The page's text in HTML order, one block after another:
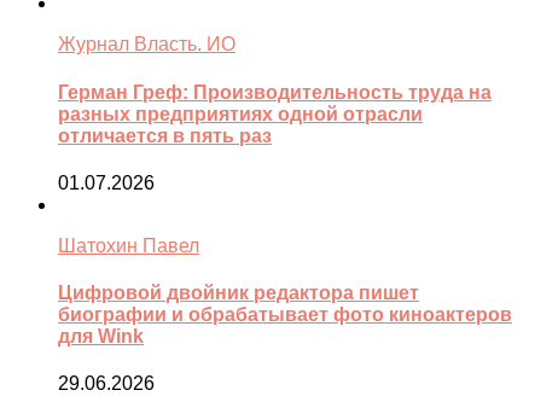
Журнал Власть. ИО
Герман Греф: Производительность труда на
разных предприятиях одной отрасли
отличается в пять раз
01.07.2026
Шатохин Павел
Цифровой двойник редактора пишет
биографии и обрабатывает фото киноактеров
для Wink
29.06.2026